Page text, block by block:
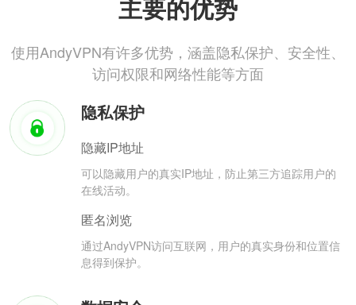
主要的优势
使用AndyVPN有许多优势，涵盖隐私保护、安全性、
访问权限和网络性能等方面
隐私保护
隐藏IP地址
可以隐藏用户的真实IP地址，防止第三方追踪用户的
在线活动。
匿名浏览
通过AndyVPN访问互联网，用户的真实身份和位置信
息得到保护。